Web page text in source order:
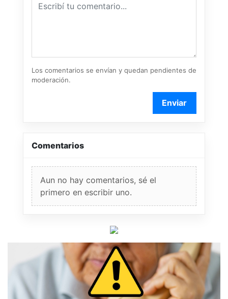
Los comentarios se envían y quedan pendientes de
moderación.
Enviar
Comentarios
Aun no hay comentarios, sé el
primero en escribir uno.